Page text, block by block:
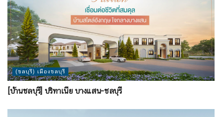
(ชลบุรี) เมืองชลบุรี
[บ้านชลบุรี] บริทาเนีย บางแสน-ชลบุรี